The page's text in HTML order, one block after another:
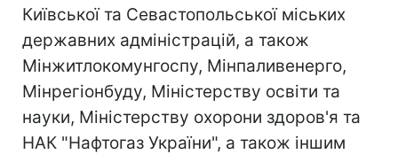
Київської та Севастопольської міських
державних адміністрацій, а також
Мінжитлокомунгоспу, Мінпаливенерго,
Мінрегіонбуду, Міністерству освіти та
науки, Міністерству охорони здоров'я та
НАК "Нафтогаз України", а також іншим